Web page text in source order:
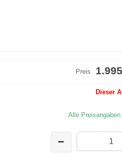
Preis
Dieser
Alle Preisangaben